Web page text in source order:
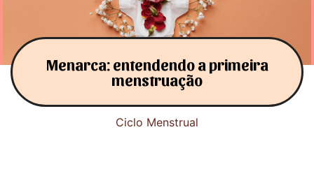
Menarca: entendendo a primeira
menstruação
Ciclo Menstrual